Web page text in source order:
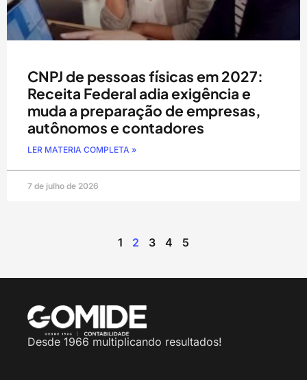
CNPJ de pessoas físicas em 2027:
Receita Federal adia exigência e
muda a preparação de empresas,
autônomos e contadores
LER MATERIA COMPLETA »
7 de julho de 2026
1 2 3 4 5
Desde 1966 multiplicando resultados!